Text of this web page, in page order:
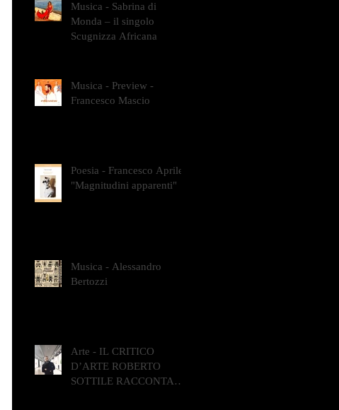
Musica - Sabrina di
Monda – il singolo
Scugnizza Africana
Musica - Preview -
Francesco Mascio
Poesia - Francesco Aprile -
"Magnitudini apparenti"
Musica - Alessandro
Bertozzi
Arte - IL CRITICO
D’ARTE ROBERTO
SOTTILE RACCONTA